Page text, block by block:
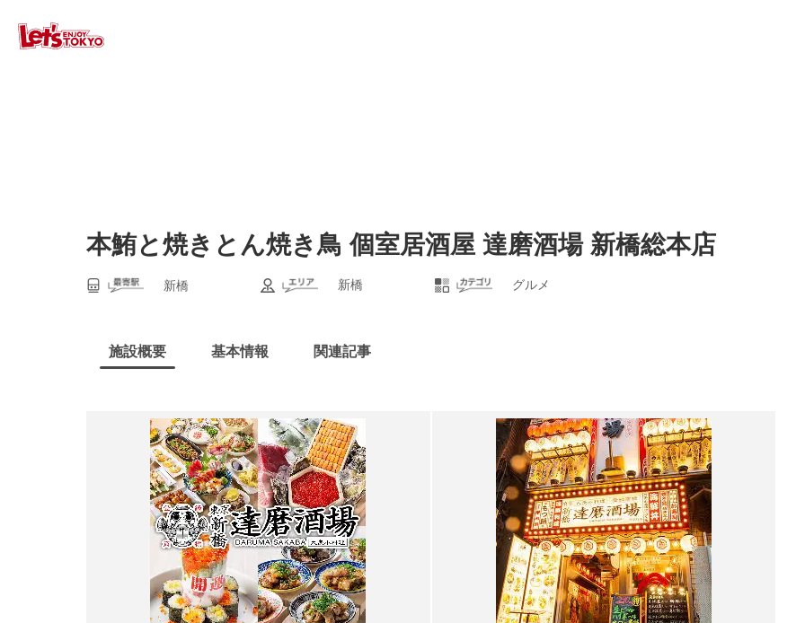
本鮪と焼きとん焼き鳥 個室居酒屋 達磨酒場 新橋総本店
新橋 新橋 グルメ
施設概要 基本情報 関連記事